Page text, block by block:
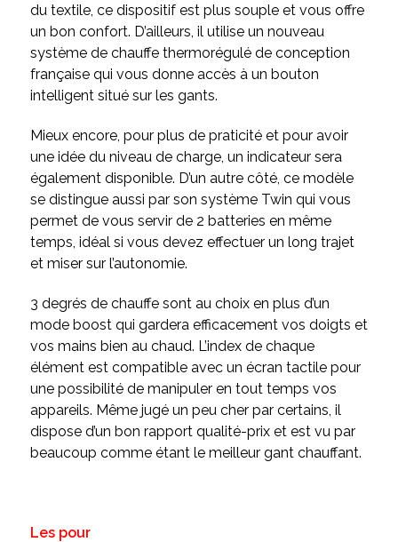
du textile, ce dispositif est plus souple et vous offre
un bon confort. D’ailleurs, il utilise un nouveau
système de chauffe thermorégulé de conception
française qui vous donne accès à un bouton
intelligent situé sur les gants.
Mieux encore, pour plus de praticité et pour avoir
une idée du niveau de charge, un indicateur sera
également disponible. D’un autre côté, ce modèle
se distingue aussi par son système Twin qui vous
permet de vous servir de 2 batteries en même
temps, idéal si vous devez effectuer un long trajet
et miser sur l’autonomie.
3 degrés de chauffe sont au choix en plus d’un
mode boost qui gardera efficacement vos doigts et
vos mains bien au chaud. L’index de chaque
élément est compatible avec un écran tactile pour
une possibilité de manipuler en tout temps vos
appareils. Même jugé un peu cher par certains, il
dispose d’un bon rapport qualité-prix et est vu par
beaucoup comme étant le meilleur gant chauffant.
Les pour